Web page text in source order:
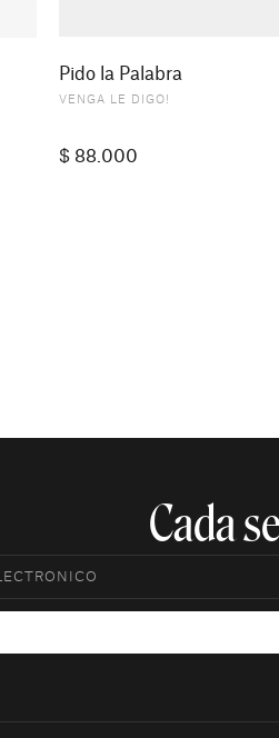
Pido la Palabra
VENGA LE DIGO!
$ 88.000
Cada